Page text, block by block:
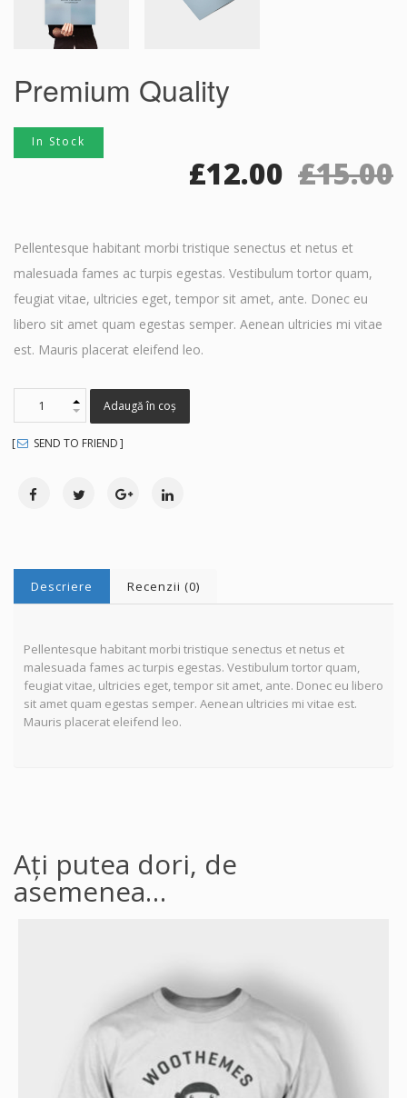
Premium Quality
In Stock
£15.00
£12.00
Pellentesque habitant morbi tristique senectus et netus et
malesuada fames ac turpis egestas. Vestibulum tortor quam,
feugiat vitae, ultricies eget, tempor sit amet, ante. Donec eu
libero sit amet quam egestas semper. Aenean ultricies mi vitae
est. Mauris placerat eleifend leo.
Adaugă în coș
SEND TO FRIEND
Descriere Recenzii (0)
Pellentesque habitant morbi tristique senectus et netus et
malesuada fames ac turpis egestas. Vestibulum tortor quam,
feugiat vitae, ultricies eget, tempor sit amet, ante. Donec eu libero
sit amet quam egestas semper. Aenean ultricies mi vitae est.
Mauris placerat eleifend leo.
Ați putea dori, de
asemenea…